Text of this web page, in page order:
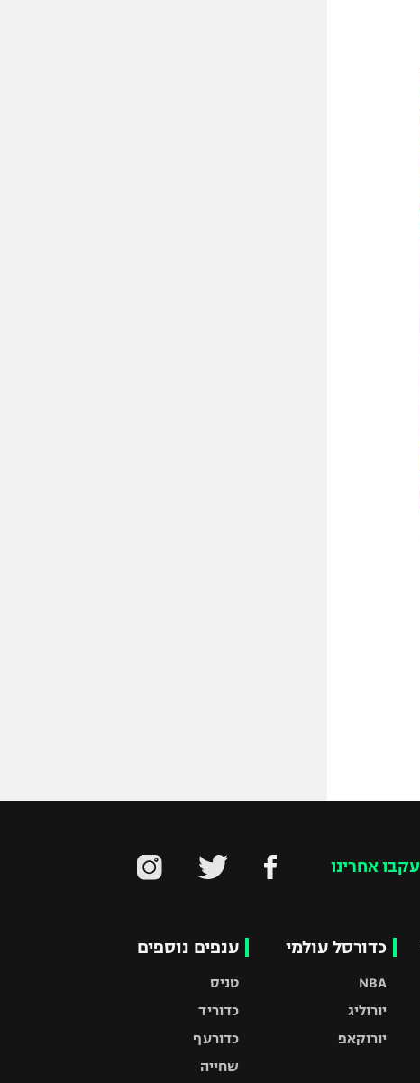
עקבו אחרינו
כדורסל עולמי
NBA
יורוליג
יורוקאפ
ענפים נוספים
טניס
כדוריד
כדורעף
שחייה